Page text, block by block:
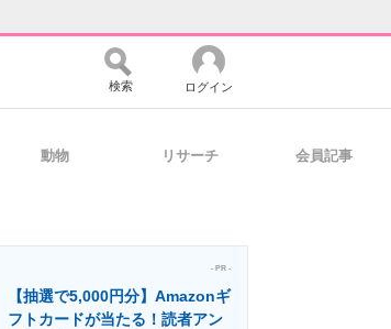
マーケ×ITの今がよく分かる
検索 ログイン
動物 リサーチ 会員記事
- PR -
【抽選で5,000円分】Amazonギ
フトカードが当たる！読者アン